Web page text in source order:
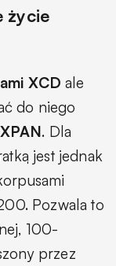
życie
XCD ale
do niego
. Dla
jest jednak
Pozwala to
100-
przez